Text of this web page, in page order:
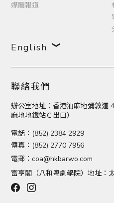
媒體報道
English
聯絡我們
辦公室地址：香港油麻地彌敦道
麻地地鐵站Ｃ出口）
電話：(852) 2384 2929
傳真：(852) 2770 7956
電郵： coa@hkbarwo.com
富亨閣（八和粵劇學院）地址：